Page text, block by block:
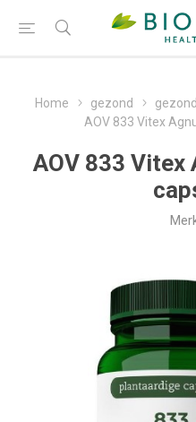
Home gezond
AOV 833 Vitex
AOV 833 Vitex